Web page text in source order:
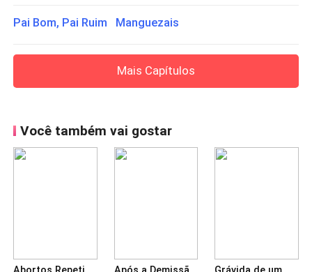
Pai Bom, Pai Ruim Manguezais
Mais Capítulos
Você também vai gostar